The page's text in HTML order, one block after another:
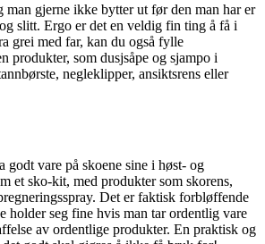
man gjerne ikke bytter ut før den man har er
slitt. Ergo er det en veldig fin ting å få i
grei med far, kan du også fylle
produkter, som dusjsåpe og sjampo i
negleklipper, ansiktsrens eller
godt vare på skoene sine i høst- og
et sko-kit, med produkter som skorens,
Det er faktisk forbløffende
holder seg fine hvis man tar ordentlig vare
av ordentlige produkter. En praktisk og